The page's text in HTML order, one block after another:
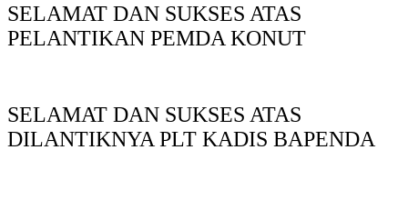
SELAMAT DAN SUKSES ATAS
PELANTIKAN PEMDA KONUT
SELAMAT DAN SUKSES ATAS
DILANTIKNYA PLT KADIS BAPENDA